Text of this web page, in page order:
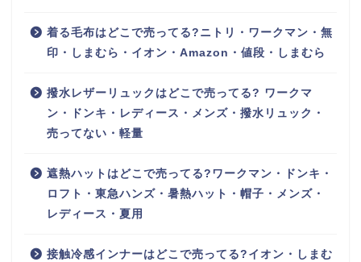
着る毛布はどこで売ってる?ニトリ・ワークマン・無
印・しまむら・イオン・Amazon・値段・しまむら
撥水レザーリュックはどこで売ってる? ワークマ
ン・ドンキ・レディース・メンズ・撥水リュック・
売ってない・軽量
遮熱ハットはどこで売ってる?ワークマン・ドンキ・
ロフト・東急ハンズ・暑熱ハット・帽子・メンズ・
レディース・夏用
接触冷感インナーはどこで売ってる?イオン・しまむ